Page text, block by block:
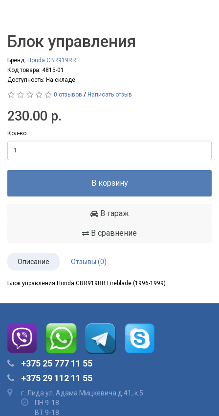
Блок управления
Бренд: Honda CBR919RR
Код товара: 4815-01
Доступность: На складе
0 отзывов / Написать отзыв
230.00 р.
Кол-во
В корзину
В гараж
В сравнение
Описание Отзывы (0)
Блок управления Honda CBR919RR Fireblade (1996-1999)
+375 25 777 11 55
+375 29 112 11 55
г. Лида ул. Адама Мицкевича д.41, к.5
ПН 9-18
ВТ 9-18